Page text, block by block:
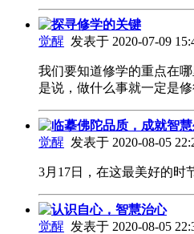
探寻修学的关键
觉醒 发表于 2020-07-09
我们要知道修学的重点在
是说，做什么事就一定是
临摹佛陀品质，成就智
觉醒 发表于 2020-08-05
3月17日，在这最美好的时
认识自心，智慧治心
觉醒 发表于 2020-08-05